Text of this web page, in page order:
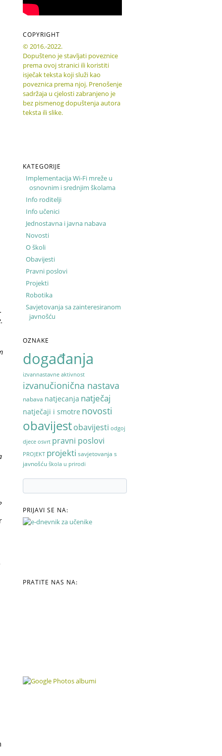
COPYRIGHT
© 2016.-2022.
Dopušteno je stavljati poveznice
prema ovoj stranici ili koristiti
isječak teksta koji služi kao
poveznica prema njoj. Prenošenje
sadržaja u cjelosti zabranjeno je
bez pismenog dopuštenja autora
teksta ili slike.
KATEGORIJE
Implementacija Wi-Fi mreže u
osnovnim i srednjim školama
Info roditelji
Info učenici
Jednostavna i javna nabava
Novosti
O školi
Obavijesti
Pravni poslovi
Projekti
Robotika
Savjetovanja sa zainteresiranom
javnošću
OZNAKE
događanja
izvannastavne aktivnost
izvanučionična nastava
nabava natjecanja natječaj
natječaji i smotre novosti
obavijestobavijesti odgoj
djece osvrt pravni poslovi
PROJEKT projekti savjetovanja s
javnošću škola u prirodi
PRIJAVI SE NA:
PRATITE NAS NA: